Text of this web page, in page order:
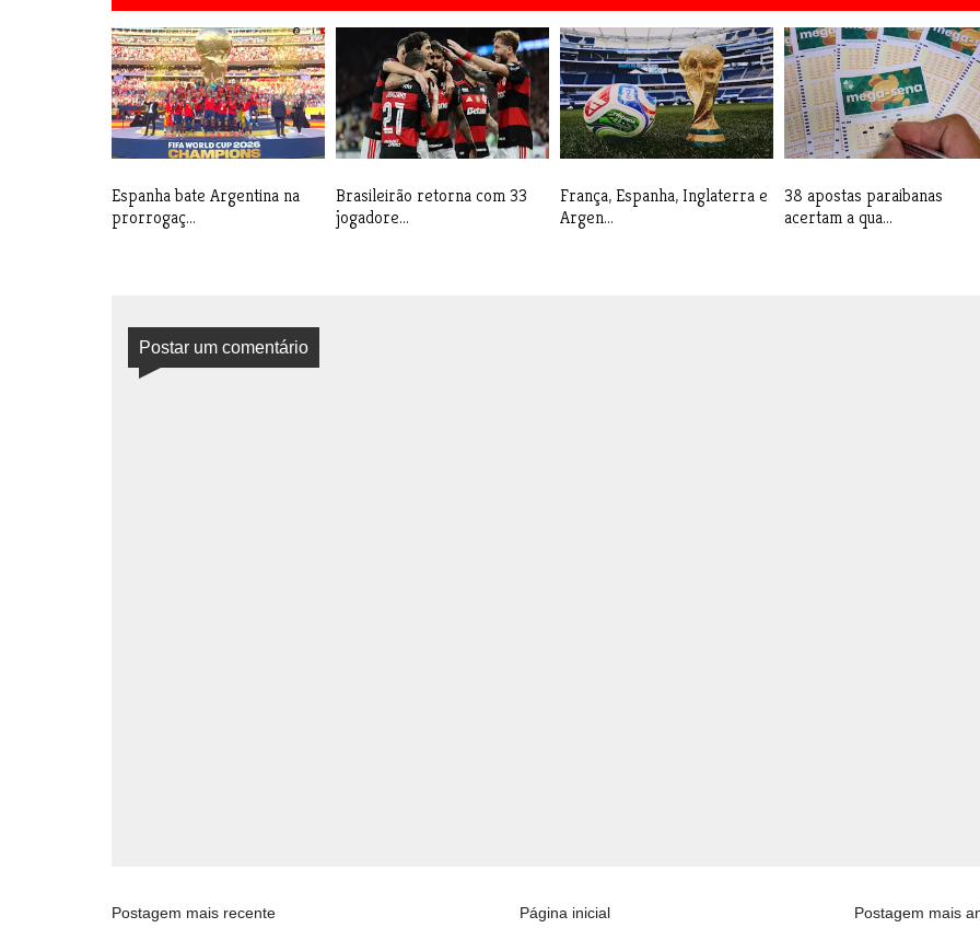
Espanha bate Argentina na
prorrogaç...
Brasileirão retorna com 33
jogadore...
França, Espanha, Inglaterra e
Argen...
38 apostas paraibanas
acertam a qua...
Postar um comentário
Postagem mais recente Postagem mais
Página inicial